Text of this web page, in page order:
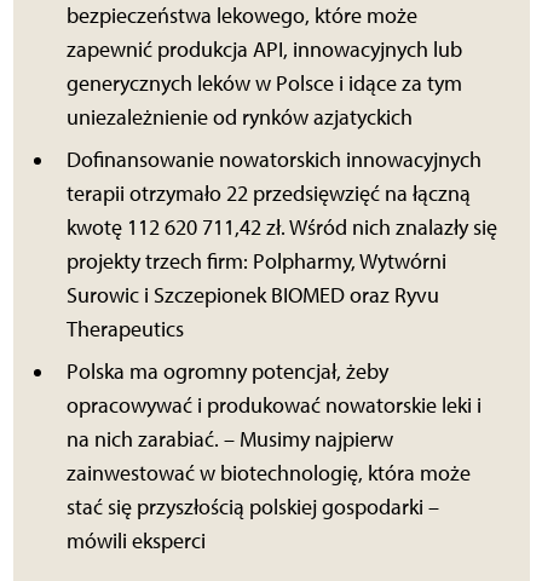
bezpieczeństwa lekowego, które może
zapewnić produkcja API, innowacyjnych lub
generycznych leków w Polsce i idące za tym
uniezależnienie od rynków azjatyckich
Dofinansowanie nowatorskich innowacyjnych
terapii otrzymało 22 przedsięwzięć na łączną
kwotę 112 620 711,42 zł. Wśród nich znalazły się
projekty trzech firm: Polpharmy, Wytwórni
Surowic i Szczepionek BIOMED oraz Ryvu
Therapeutics
Polska ma ogromny potencjał, żeby
opracowywać i produkować nowatorskie leki i
na nich zarabiać. – Musimy najpierw
zainwestować w biotechnologię, która może
stać się przyszłością polskiej gospodarki –
mówili eksperci